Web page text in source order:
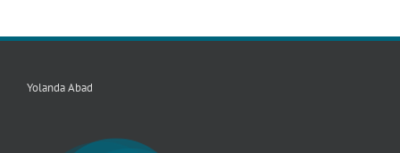
Yolanda Abad